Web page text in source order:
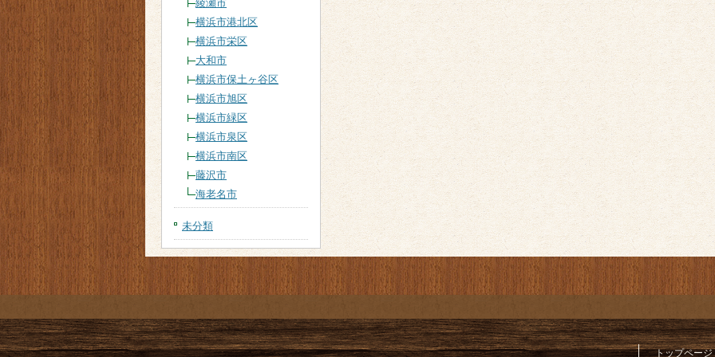
横浜市港北区
横浜市栄区
大和市
横浜市保土ヶ谷区
横浜市旭区
横浜市緑区
横浜市泉区
横浜市南区
藤沢市
海老名市
未分類
トップページ